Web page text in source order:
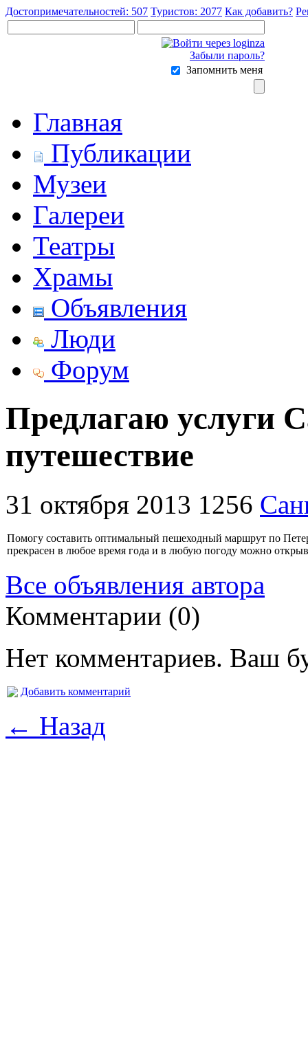
Достопримечательностей: 507 Туристов: 2077 Как добавить?
Забыли пароль?
Запомнить меня
Главная
Публикации
Музеи
Галереи
Театры
Храмы
Объявления
Люди
Форум
Предлагаю услуги
путешествие
31 октября 2013 1256
Помогу составить оптимальный пешеходный маршрут по
прекрасен в любое время года и в любую погоду можно
Все объявления автора
Комментарии (0)
Нет комментариев. Ваш
Добавить комментарий
← Назад